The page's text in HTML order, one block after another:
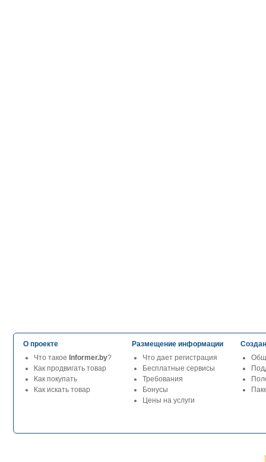
О проекте
Что такое Informer.by?
Как продвигать товар
Как покупать
Как искать товар
Размещение информации
Что дает регистрация
Бесплатные сервисы
Требования
Бонусы
Цены на услуги